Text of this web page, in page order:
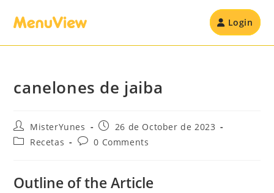
Login
canelones de jaiba
MisterYunes
26 de October de 2023
Recetas
0 Comments
Outline of the Article